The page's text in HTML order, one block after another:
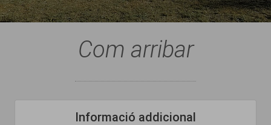
Com arribar
Informació addicional